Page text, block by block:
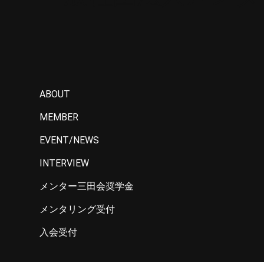
ABOUT
MEMBER
EVENT/NEWS
INTERVIEW
メンター三田会奨学金
メンタリング受付
入会受付